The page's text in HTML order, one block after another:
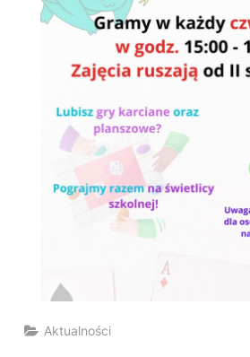
Aktualności